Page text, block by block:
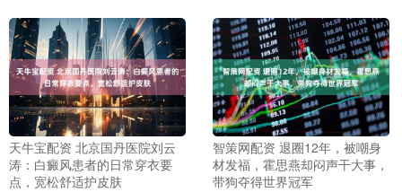
天牛宝配资 北京国丹医院刘云
涛：白癜风患者的日常穿衣要
点，宽松舒适护皮肤
智策网配资 退圈12年，被嘲身
材发福，霍思燕却闷声干大事，
带狗夺得世界冠军